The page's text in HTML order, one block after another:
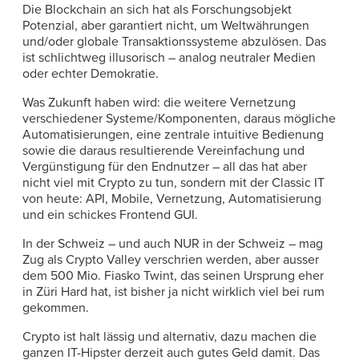
Die Blockchain an sich hat als Forschungsobjekt
Potenzial, aber garantiert nicht, um Weltwährungen
und/oder globale Transaktionssysteme abzulösen. Das
ist schlichtweg illusorisch – analog neutraler Medien
oder echter Demokratie.
Was Zukunft haben wird: die weitere Vernetzung
verschiedener Systeme/Komponenten, daraus mögliche
Automatisierungen, eine zentrale intuitive Bedienung
sowie die daraus resultierende Vereinfachung und
Vergünstigung für den Endnutzer – all das hat aber
nicht viel mit Crypto zu tun, sondern mit der Classic IT
von heute: API, Mobile, Vernetzung, Automatisierung
und ein schickes Frontend GUI.
In der Schweiz – und auch NUR in der Schweiz – mag
Zug als Crypto Valley verschrien werden, aber ausser
dem 500 Mio. Fiasko Twint, das seinen Ursprung eher
in Züri Hard hat, ist bisher ja nicht wirklich viel bei rum
gekommen.
Crypto ist halt lässig und alternativ, dazu machen die
ganzen IT-Hipster derzeit auch gutes Geld damit. Das